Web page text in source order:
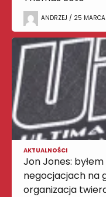
ANDRZEJ / 25
AKTUALNOŚCI
Jon Jones:
negocjacjach na
organizacja